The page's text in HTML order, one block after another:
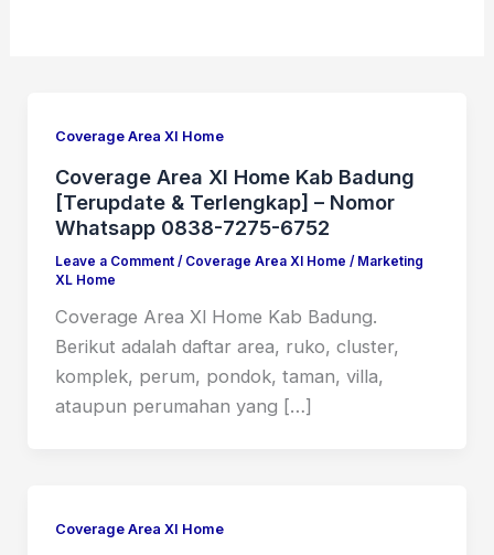
Coverage Area Xl Home
Coverage Area Xl Home Kab Badung
[Terupdate & Terlengkap] – Nomor
Whatsapp 0838-7275-6752
Leave a Comment / Coverage Area Xl Home / Marketing
XL Home
Coverage Area Xl Home Kab Badung.
Berikut adalah daftar area, ruko, cluster,
komplek, perum, pondok, taman, villa,
ataupun perumahan yang […]
Coverage Area Xl Home